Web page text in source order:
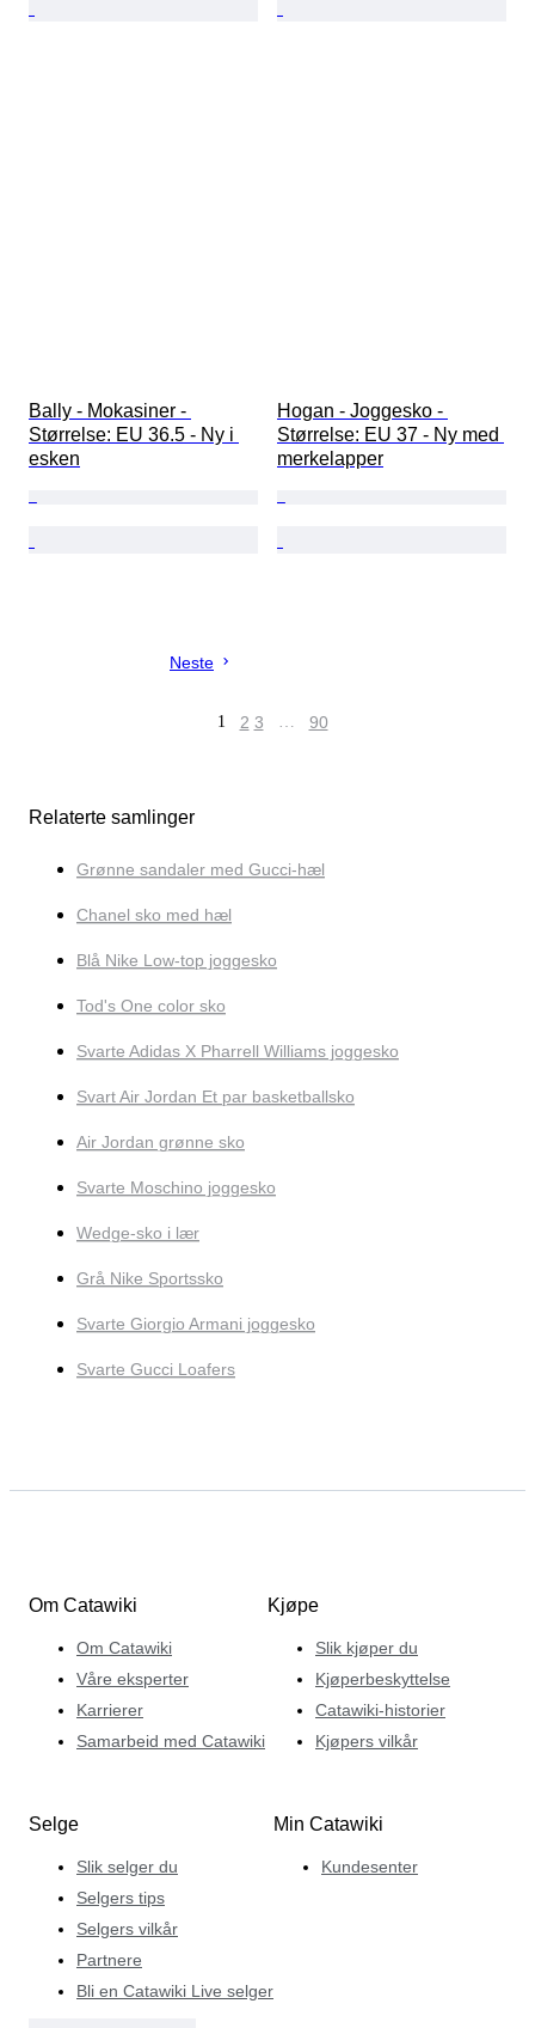
Bally - Mokasiner -
Størrelse: EU 36.5 - Ny i
esken
Hogan - Joggesko -
Størrelse: EU 37 - Ny med
merkelapper
Neste
1 2 3 … 90
Relaterte samlinger
Grønne sandaler med Gucci-hæl
Chanel sko med hæl
Blå Nike Low-top joggesko
Tod's One color sko
Svarte Adidas X Pharrell Williams joggesko
Svart Air Jordan Et par basketballsko
Air Jordan grønne sko
Svarte Moschino joggesko
Wedge-sko i lær
Grå Nike Sportssko
Svarte Giorgio Armani joggesko
Svarte Gucci Loafers
Om Catawiki
Om Catawiki
Våre eksperter
Karrierer
Samarbeid med Catawiki
Kjøpe
Slik kjøper du
Kjøperbeskyttelse
Catawiki-historier
Kjøpers vilkår
Selge
Slik selger du
Selgers tips
Selgers vilkår
Partnere
Bli en Catawiki Live selger
Min Catawiki
Kundesenter